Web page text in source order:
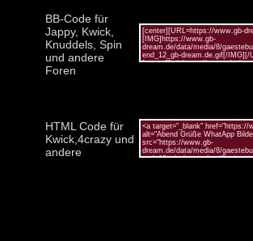
BB-Code für
Jappy, Kwick,
Knuddels, Spin
und andere
Foren
HTML Code für
Kwick,4crazy und
andere